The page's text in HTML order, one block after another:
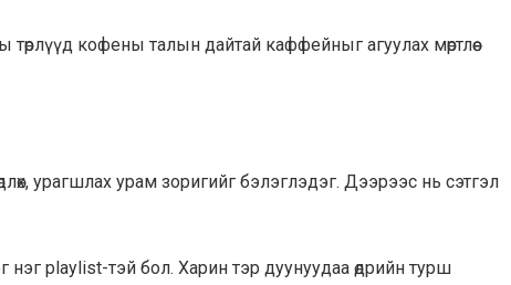
кофены талын дайтай каффейныг агуулах мөртлөө
урагшлах урам зоригийг бэлэглэдэг. Дээрээс нь сэтгэл
нэг playlist-тэй бол. Харин тэр дуунуудаа өдрийн турш